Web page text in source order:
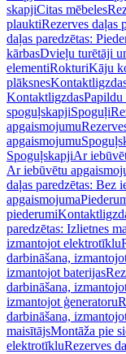
skapjiCitas mēbeles
plauktiRezerves daļas
daļas paredzētas:
kārbasDvieļu turētāji
elementiRokturiKāju
plāksnes
KontaktligzdasPapildu
spoguļskapjiSpoguļi
apgaismojumu
apgaismojumu
SpoguļskapjiAr
Ar iebūvētu
daļas paredzētas: Bez
apgaismojuma
piederumi
paredzētas: Izlietnes
izmantojot elektrotīklu
darbināšana,
izmantojot baterijas
darbināšana,
izmantojot ģeneratoru
darbināšana,
maisītājsMontāža pie
elektrotīkluRezerves